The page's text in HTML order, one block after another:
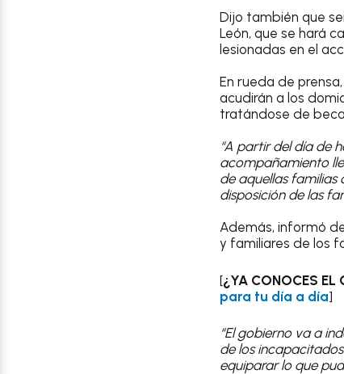
Dijo también que
León, que se hará
lesionadas en el
En rueda de
acudirán a los
tratándose de
“A partir del día de
acompañamiento
de aquellas familias
disposición de las
Además, informó
y familiares de los
[¿YA CONOCES EL
para tu día a día]
“El gobierno va a
de los
equiparar lo que